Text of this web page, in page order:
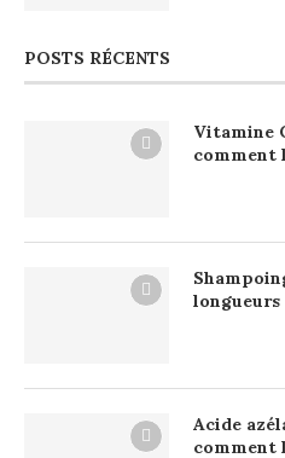
POSTS RÉCENTS
Vitamine
comment
longueurs
Acide
comment